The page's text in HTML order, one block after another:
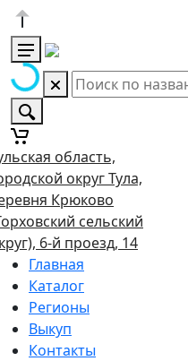
область,
округ Тула,
Крюково
сельский
6-й проезд, 14
Главная
Каталог
Регионы
Выкуп
Контакты